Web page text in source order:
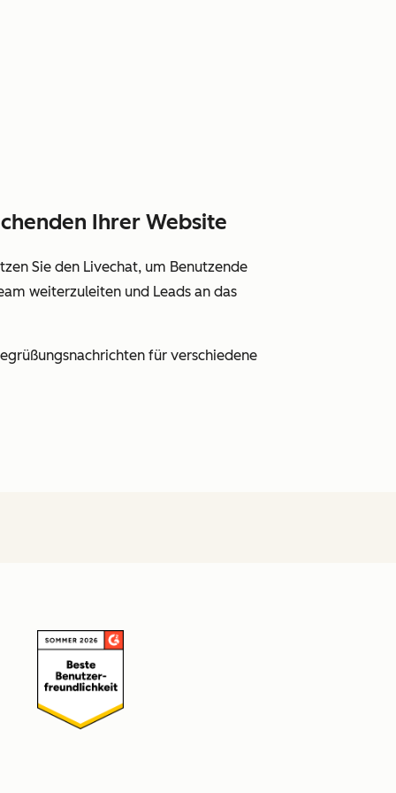
Ihrer Website
Sie den Livechat, um Benutzende
weiterzuleiten und Leads an das
für verschiedene